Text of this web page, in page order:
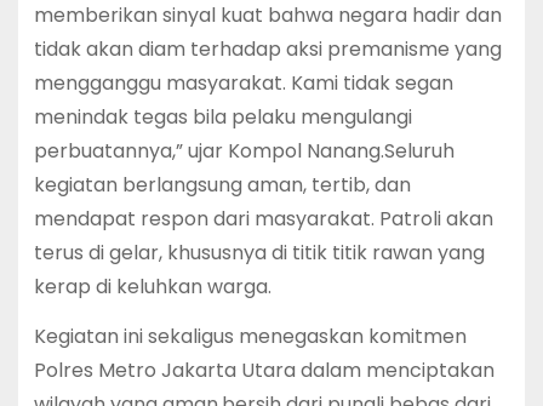
memberikan sinyal kuat bahwa negara hadir dan
tidak akan diam terhadap aksi premanisme yang
mengganggu masyarakat. Kami tidak segan
menindak tegas bila pelaku mengulangi
perbuatannya,” ujar Kompol Nanang.‎‎Seluruh
kegiatan berlangsung aman, tertib, dan
mendapat respon dari masyarakat. Patroli akan
terus di gelar, khususnya di titik titik rawan yang
kerap di keluhkan warga.
Kegiatan ini sekaligus menegaskan komitmen
Polres Metro Jakarta Utara dalam menciptakan